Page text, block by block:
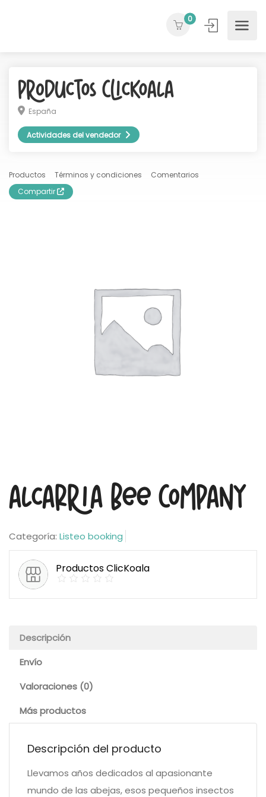
0
Productos ClicKoala
España
Actividades del vendedor
Productos Términos y condiciones
Comentarios
Compartir
Alcarria Bee Company
Categoría: Listeo booking
Productos ClicKoala
Descripción
Envío
Valoraciones (0)
Más productos
Descripción del producto
Llevamos años dedicados al apasionante
mundo de las abejas, esos pequeños insectos